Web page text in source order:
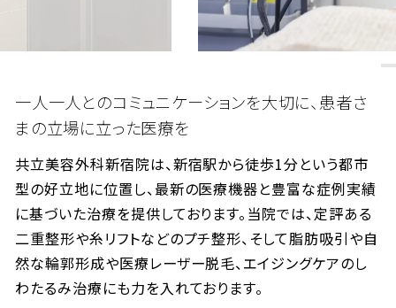
一人一人とのコミュニケーションを大切に、患者さ
まの立場に立った医療を
共立美容外科新宿院は、新宿駅から徒歩1分という都市
型の好立地に位置し、最新の医療機器と豊富な症例実績
に基づいた治療を提供しております。当院では、定評ある
二重整形や糸リフトなどのプチ整形、そして脂肪吸引や自
然な輪郭形成や医療レーザー脱毛、エイジングケアのし
わたるみ治療にも力を入れております。